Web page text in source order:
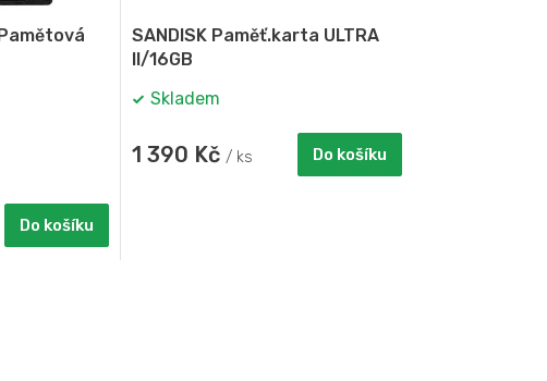
Do košíku
SANDISK Paměť.karta ULTRA
II/16GB
Skladem
1 390 Kč/ ks Do košíku